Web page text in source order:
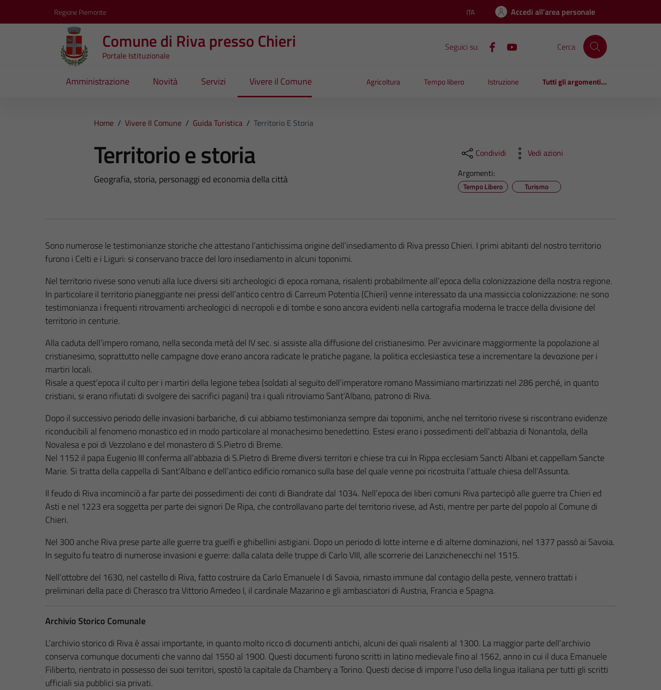
Regione Piemonte Lingua attiva:
ITA Accedi all'area personale
Comune di Riva presso Chieri
Portale Istituzionale
Seguici su: Cerca
Amministrazione Novità Servizi Vivere il Comune Agricoltura Tempo libero Istruzione Tutti gli argomenti...
Home / Vivere Il Comune / Guida Turistica / Territorio E Storia
Territorio e storia
Geografia, storia, personaggi ed economia della città
Condividi
Vedi azioni
Argomenti:
Tempo Libero Turismo
Sono numerose le testimonianze storiche che attestano l’antichissima origine dell’insediamento di Riva presso Chieri. I primi abitanti del nostro territorio
furono i Celti e i Liguri: si conservano tracce del loro insediamento in alcuni toponimi.
Nel territorio rivese sono venuti alla luce diversi siti archeologici di epoca romana, risalenti probabilmente all’epoca della colonizzazione della nostra regione.
In particolare il territorio pianeggiante nei pressi dell’antico centro di Carreum Potentia (Chieri) venne interessato da una massiccia colonizzazione: ne sono
testimonianza i frequenti ritrovamenti archeologici di necropoli e di tombe e sono ancora evidenti nella cartografia moderna le tracce della divisione del
territorio in centurie.
Alla caduta dell’impero romano, nella seconda metà del IV sec. si assiste alla diffusione del cristianesimo. Per avvicinare maggiormente la popolazione al
cristianesimo, soprattutto nelle campagne dove erano ancora radicate le pratiche pagane, la politica ecclesiastica tese a incrementare la devozione per i
martiri locali.
Risale a quest’epoca il culto per i martiri della legione tebea (soldati al seguito dell’imperatore romano Massimiano martirizzati nel 286 perché, in quanto
cristiani, si erano rifiutati di svolgere dei sacrifici pagani) tra i quali ritroviamo Sant’Albano, patrono di Riva.
Dopo il successivo periodo delle invasioni barbariche, di cui abbiamo testimonianza sempre dai toponimi, anche nel territorio rivese si riscontrano evidenze
riconducibili al fenomeno monastico ed in modo particolare al monachesimo benedettino. Estesi erano i possedimenti dell’abbazia di Nonantola, della
Novalesa e poi di Vezzolano e del monastero di S.Pietro di Breme.
Nel 1152 il papa Eugenio III conferma all’abbazia di S.Pietro di Breme diversi territori e chiese tra cui In Rippa ecclesiam Sancti Albani et cappellam Sancte
Marie. Si tratta della cappella di Sant’Albano e dell’antico edificio romanico sulla base del quale venne poi ricostruita l’attuale chiesa dell’Assunta.
Il feudo di Riva incominciò a far parte dei possedimenti dei conti di Biandrate dal 1034. Nell’epoca dei liberi comuni Riva partecipò alle guerre tra Chieri ed
Asti e nel 1223 era soggetta per parte dei signori De Ripa, che controllavano parte del territorio rivese, ad Asti, mentre per parte del popolo al Comune di
Chieri.
Nel 300 anche Riva prese parte alle guerre tra guelfi e ghibellini astigiani. Dopo un periodo di lotte interne e di alterne dominazioni, nel 1377 passò ai Savoia.
In seguito fu teatro di numerose invasioni e guerre: dalla calata delle truppe di Carlo VIII, alle scorrerie dei Lanzichenecchi nel 1515.
Nell’ottobre del 1630, nel castello di Riva, fatto costruire da Carlo Emanuele I di Savoia, rimasto immune dal contagio della peste, vennero trattati i
preliminari della pace di Cherasco tra Vittorio Amedeo I, il cardinale Mazarino e gli ambasciatori di Austria, Francia e Spagna.
Archivio Storico Comunale
L’archivio storico di Riva è assai importante, in quanto molto ricco di documenti antichi, alcuni dei quali risalenti al 1300. La maggior parte dell’archivio
conserva comunque documenti che vanno dal 1550 al 1900. Questi documenti furono scritti in latino medievale fino al 1562, anno in cui il duca Emanuele
Filiberto, rientrato in possesso dei suoi territori, spostò la capitale da Chambery a Torino. Questi decise di imporre l’uso della lingua italiana per tutti gli scritti
ufficiali sia pubblici sia privati.